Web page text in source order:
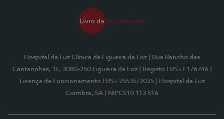
Hospital da Luz Clínica da Figueira da Foz
| Rua Rancho das
Cantarinhas, 1F, 3080-250 Figueira da Foz
| Registo ERS - E176746
Licença de Funcionamento ERS - 25535/2025
| Hospital da Luz
Coimbra, SA
| NIPC510 113 516